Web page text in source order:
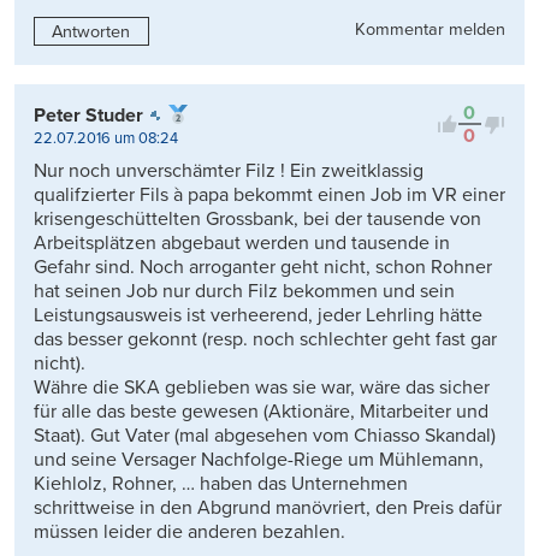
Antworten Kommentar melden
0
0
Peter Studer
22.07.2016 um 08:24
Nur noch unverschämter Filz ! Ein zweitklassig
qualifzierter Fils à papa bekommt einen Job im VR einer
krisengeschüttelten Grossbank, bei der tausende von
Arbeitsplätzen abgebaut werden und tausende in
Gefahr sind. Noch arroganter geht nicht, schon Rohner
hat seinen Job nur durch Filz bekommen und sein
Leistungsausweis ist verheerend, jeder Lehrling hätte
das besser gekonnt (resp. noch schlechter geht fast gar
nicht).
Währe die SKA geblieben was sie war, wäre das sicher
für alle das beste gewesen (Aktionäre, Mitarbeiter und
Staat). Gut Vater (mal abgesehen vom Chiasso Skandal)
und seine Versager Nachfolge-Riege um Mühlemann,
Kiehlolz, Rohner, … haben das Unternehmen
schrittweise in den Abgrund manövriert, den Preis dafür
müssen leider die anderen bezahlen.